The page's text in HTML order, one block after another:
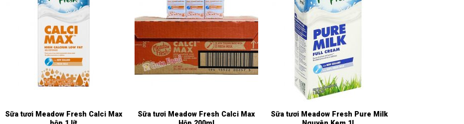
Sữa tươi Meadow Fresh Calci Max
Sữa tươi Meadow Fresh Calci Max
Sữa tươi Meadow Fresh Pure Milk